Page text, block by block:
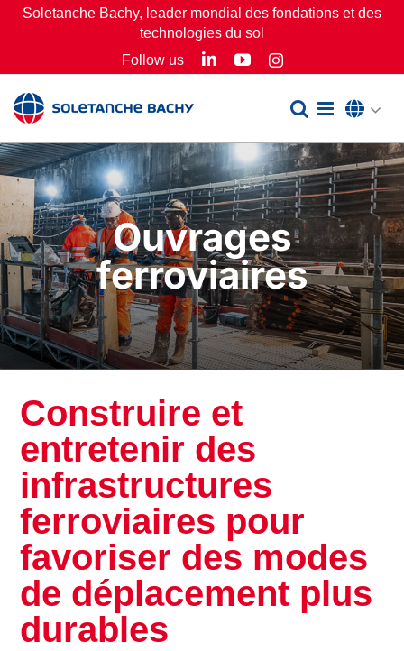
Passer
Soletanche Bachy, leader mondial des fondations et des
technologies du sol
Follow us
LinkedInYouTubeInstagram
Ouvrages
ferroviaires
Construire et
entretenir des
infrastructures
ferroviaires pour
favoriser des modes
de déplacement plus
durables